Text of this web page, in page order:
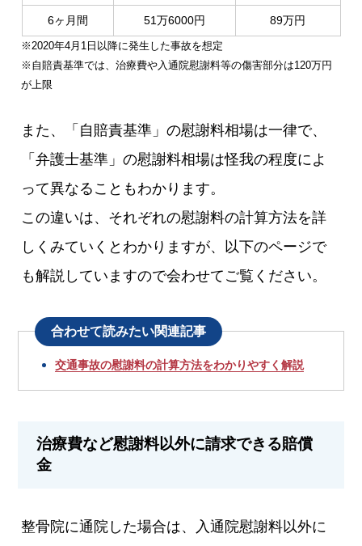
6ヶ月間 51万6000円 89万円
※2020年4月1日以降に発生した事故を想定
※自賠責基準では、治療費や入通院慰謝料等の傷害部分は120万円
が上限
また、「自賠責基準」の慰謝料相場は一律で、
「弁護士基準」の慰謝料相場は怪我の程度によ
って異なることもわかります。
この違いは、それぞれの慰謝料の計算方法を詳
しくみていくとわかりますが、以下のページで
も解説していますので会わせてご覧ください。
合わせて読みたい関連記事
交通事故の慰謝料の計算方法をわかりやすく解説
治療費など慰謝料以外に請求できる賠償
金
整骨院に通院した場合は、入通院慰謝料以外に